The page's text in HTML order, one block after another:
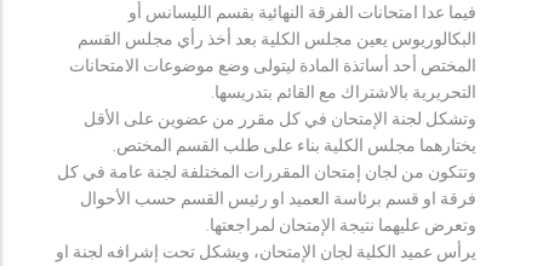
فيما عدا امتحانات الفرقة النهائية بقسم الليسانس أو
البكالوريوس يعين مجلس الكلية بعد أخذ رأي مجلس القسم
المختص أحد أساتذة المادة ليتولى وضع موضوعات الامتحانات
التحريرية بالاشتراك مع القائم بتدريسها.
وتشكل لجنة الإمتحان في كل مقرر من عضوين على الأقل
يختارهما مجلس الكلية بناء على طلب القسم المختص.
وتتكون من لجان إمتحان المقررات المختلفة لجنة عامة في كل
فرقة او قسم برئاسة العميد او رئيس القسم حسب الأحوال
وتعرض عليهما نتيجة الإمتحان لمراجعتها.
يرأس عميد الكلية لجان الإمتحان، ويشكل تحت إشرافه لجنة او